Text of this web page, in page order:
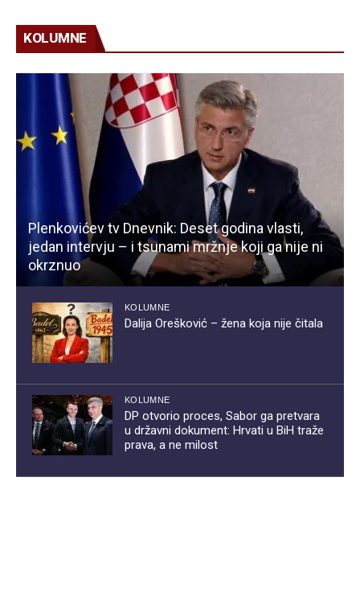
KOLUMNE
Plenkovićev tv Dnevnik: Deset godina vlasti,
jedan intervju – i tsunami mržnje koji ga nije ni
okrznuo
KOLUMNE
Dalija Orešković – žena koja nije čitala
KOLUMNE
DP otvorio proces, Sabor ga pretvara
u državni dokument: Hrvati u BiH traže
prava, a ne milost